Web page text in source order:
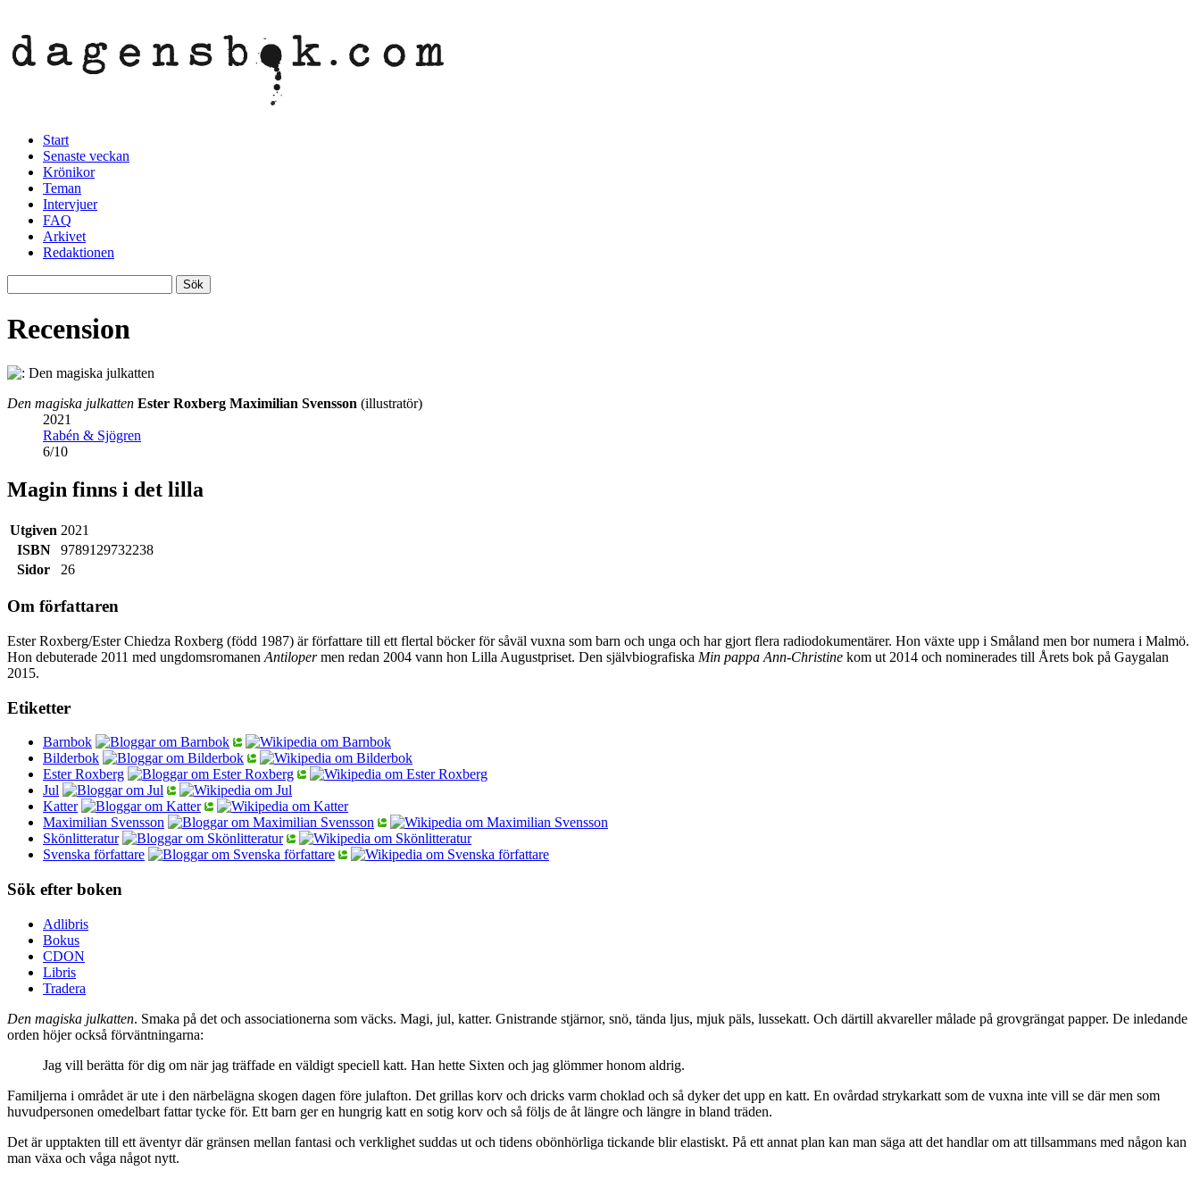
Start
Senaste veckan
Krönikor
Teman
Intervjuer
FAQ
Arkivet
Redaktionen
Recension
Den magiska julkatten Ester Roxberg Maximilian Svensson (illustratör)
2021
Rabén & Sjögren
6/10
Magin finns i det lilla
Utgiven 2021
ISBN
9789129732238
Sidor
26
Om författaren
Ester Roxberg/Ester Chiedza Roxberg (född 1987) är författare till ett flertal böcker för såväl vuxna som barn och unga och har gjort flera radiodokumentärer. Hon växte upp i Småland men bor numera i Malmö.
Hon debuterade 2011 med ungdomsromanen Antilopermen redan 2004 vann hon Lilla Augustpriset. Den självbiografiska Min pappa Ann-Christine kom ut 2014 och nominerades till Årets bok på Gaygalan
2015.
Etiketter
Barnbok
Bilderbok
Ester Roxberg
Jul
Katter
Maximilian Svensson
Skönlitteratur
Svenska författare
Sök efter boken
Adlibris
Bokus
CDON
Libris
Tradera
Den magiska julkatten. Smaka på det och associationerna som väcks. Magi, jul, katter. Gnistrande stjärnor, snö, tända ljus, mjuk päls, lussekatt. Och därtill akvareller målade på grovgrängat papper. De inledande
orden höjer också förväntningarna:
Jag vill berätta för dig om när jag träffade en väldigt speciell katt. Han hette Sixten och jag glömmer honom aldrig.
Familjerna i området är ute i den närbelägna skogen dagen före julafton. Det grillas korv och dricks varm choklad och så dyker det upp en katt. En ovårdad strykarkatt som de vuxna inte vill se där men som
huvudpersonen omedelbart fattar tycke för. Ett barn ger en hungrig katt en sotig korv och så följs de åt längre och längre in bland träden.
Det är upptakten till ett äventyr där gränsen mellan fantasi och verklighet suddas ut och tidens obönhörliga tickande blir elastiskt. På ett annat plan kan man säga att det handlar om att tillsammans med någon kan
man växa och våga något nytt.